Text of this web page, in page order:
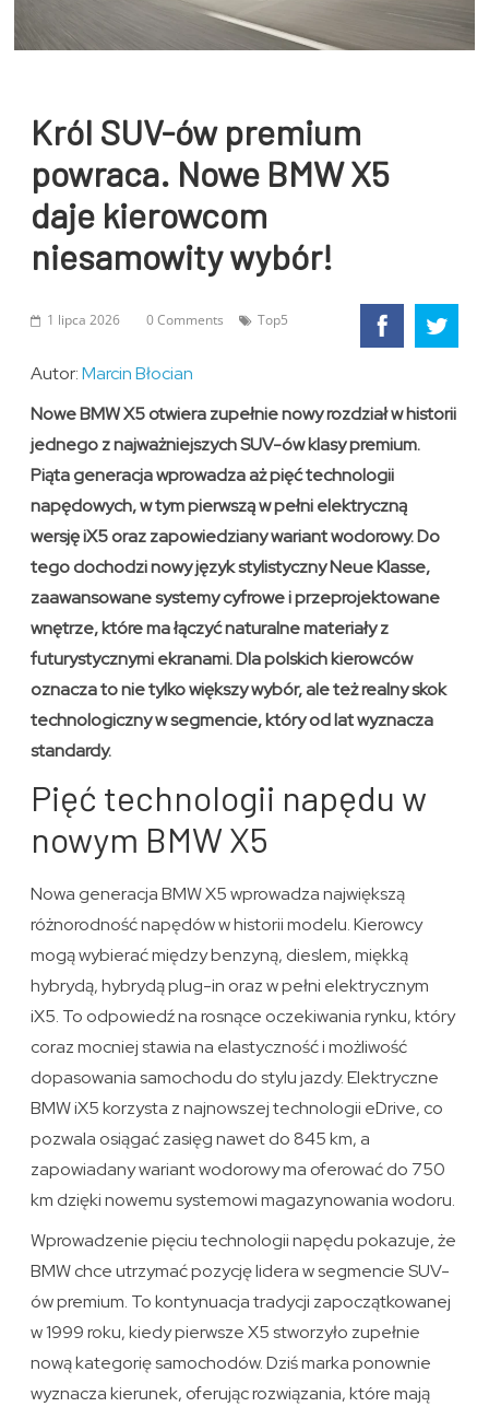
Król SUV-ów premium
powraca. Nowe BMW X5
daje kierowcom
niesamowity wybór!
1 lipca 2026 0 Comments Top5
Autor:Marcin Błocian
Nowe BMW X5 otwiera zupełnie nowy rozdział w historii
jednego z najważniejszych SUV-ów klasy premium.
Piąta generacja wprowadza aż pięć technologii
napędowych, w tym pierwszą w pełni elektryczną
wersję iX5 oraz zapowiedziany wariant wodorowy. Do
tego dochodzi nowy język stylistyczny Neue Klasse,
zaawansowane systemy cyfrowe i przeprojektowane
wnętrze, które ma łączyć naturalne materiały z
futurystycznymi ekranami. Dla polskich kierowców
oznacza to nie tylko większy wybór, ale też realny skok
technologiczny w segmencie, który od lat wyznacza
standardy.
Pięć technologii napędu w
nowym BMW X5
Nowa generacja BMW X5 wprowadza największą
różnorodność napędów w historii modelu. Kierowcy
mogą wybierać między benzyną, dieslem, miękką
hybrydą, hybrydą plug-in oraz w pełni elektrycznym
iX5. To odpowiedź na rosnące oczekiwania rynku, który
coraz mocniej stawia na elastyczność i możliwość
dopasowania samochodu do stylu jazdy. Elektryczne
BMW iX5 korzysta z najnowszej technologii eDrive, co
pozwala osiągać zasięg nawet do 845 km, a
zapowiadany wariant wodorowy ma oferować do 750
km dzięki nowemu systemowi magazynowania wodoru.
Wprowadzenie pięciu technologii napędu pokazuje, że
BMW chce utrzymać pozycję lidera w segmencie SUV-
ów premium. To kontynuacja tradycji zapoczątkowanej
w 1999 roku, kiedy pierwsze X5 stworzyło zupełnie
nową kategorię samochodów. Dziś marka ponownie
wyznacza kierunek, oferując rozwiązania, które mają